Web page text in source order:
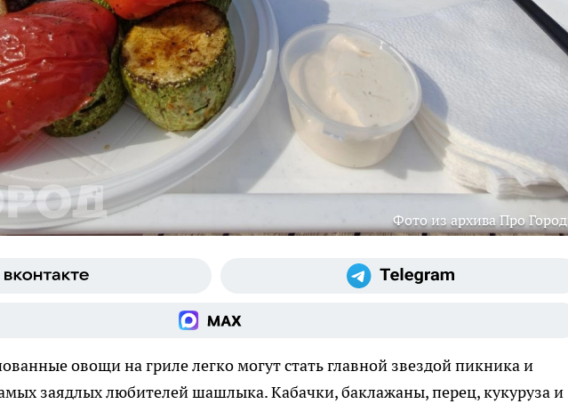
Фото из архива Про Город
овощи на гриле легко могут стать главной звездой пикника и
заядлых любителей шашлыка. Кабачки, баклажаны, перец, кукуруза и